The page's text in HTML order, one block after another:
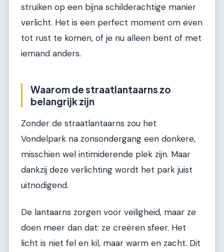
struiken op een bijna schilderachtige manier
verlicht. Het is een perfect moment om even
tot rust te komen, of je nu alleen bent of met
iemand anders.
Waarom de straatlantaarns zo
belangrijk zijn
Zonder de straatlantaarns zou het
Vondelpark na zonsondergang een donkere,
misschien wel intimiderende plek zijn. Maar
dankzij deze verlichting wordt het park juist
uitnodigend.
De lantaarns zorgen voor veiligheid, maar ze
doen meer dan dat: ze creëren sfeer. Het
licht is niet fel en kil, maar warm en zacht. Dit